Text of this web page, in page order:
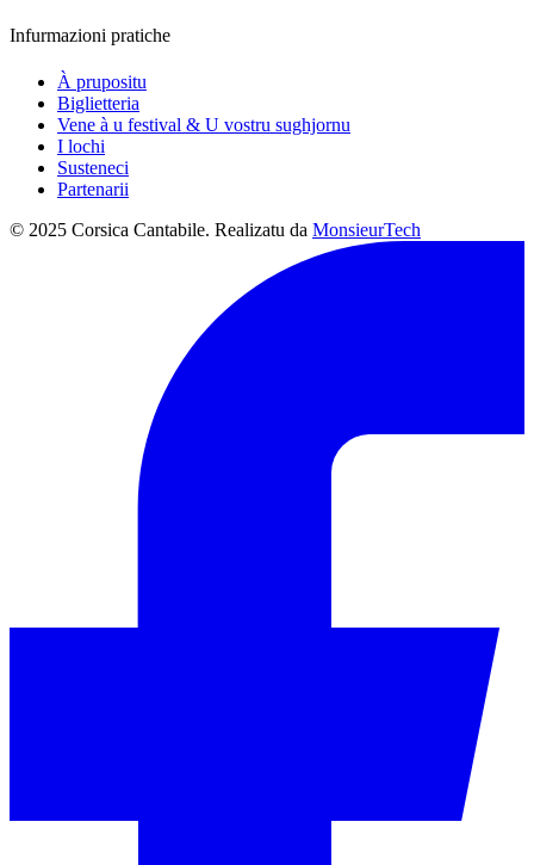
Infurmazioni pratiche
À prupositu
Biglietteria
Vene à u festival & U vostru sughjornu
I lochi
Susteneci
Partenarii
© 2025 Corsica Cantabile. Realizatu da MonsieurTech